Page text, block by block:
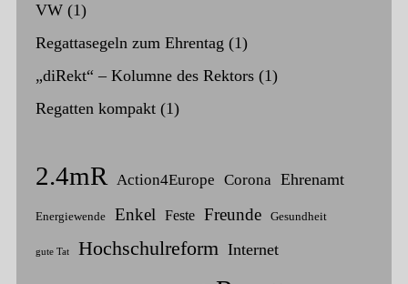
VW (1)
Regattasegeln zum Ehrentag (1)
„diRekt“ – Kolumne des Rektors (1)
Regatten kompakt (1)
2.4mR Action4Europe Corona Ehrenamt
Energiewende Enkel Feste Freunde Gesundheit
gute Tat Hochschulreform Internet